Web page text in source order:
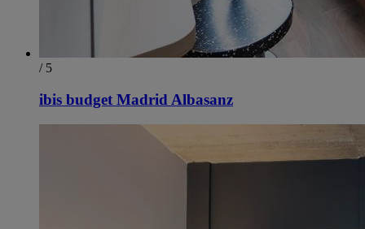
/ 5
ibis budget Madrid Albasanz